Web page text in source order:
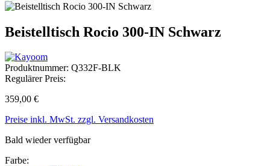
Beistelltisch Rocio 300-IN Schwarz
Produktnummer: Q332F-BLK
Regulärer Preis:
359,00 €
Preise inkl. MwSt. zzgl. Versandkosten
Bald wieder verfügbar
Farbe: